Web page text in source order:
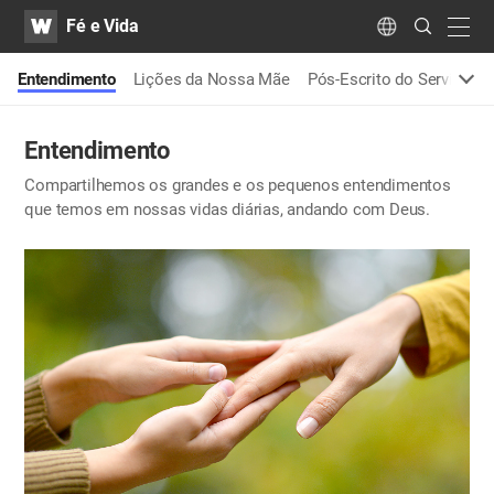
WATVFé e Vida Language
Search
Submit
Entendimento Lições da Nossa Mãe Pós-Escrito do Serviço
Entendimento
Compartilhemos os grandes e os pequenos entendimentos
que temos em nossas vidas diárias, andando com Deus.